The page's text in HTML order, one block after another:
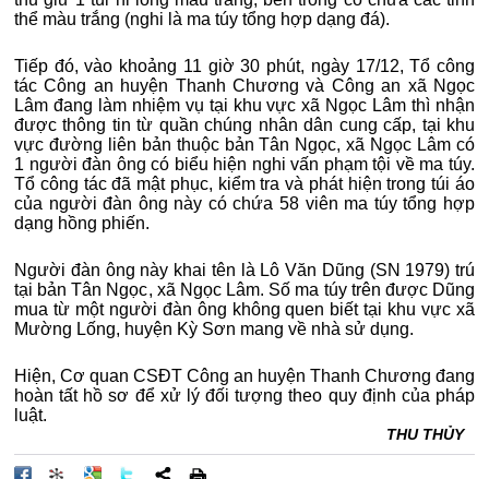
thể màu trắng (nghi là ma túy tổng hợp dạng đá).
Tiếp đó, vào khoảng 11 giờ 30 phút, ngày 17/12, Tổ công
tác Công an huyện Thanh Chương và Công an xã Ngọc
Lâm đang làm nhiệm vụ tại khu vực xã Ngọc Lâm thì nhận
được thông tin từ quần chúng nhân dân cung cấp, tại khu
vực đường liên bản thuộc bản Tân Ngọc, xã Ngọc Lâm có
1 người đàn ông có biểu hiện nghi vấn phạm tội về ma túy.
Tổ công tác đã mật phục, kiểm tra và phát hiện trong túi áo
của người đàn ông này có chứa 58 viên ma túy tổng hợp
dạng hồng phiến.
Người đàn ông này khai tên là Lô Văn Dũng (SN 1979) trú
tại bản Tân Ngọc, xã Ngọc Lâm. Số ma túy trên được Dũng
mua từ một người đàn ông không quen biết tại khu vực xã
Mường Lống, huyện Kỳ Sơn mang về nhà sử dụng.
Hiện, Cơ quan CSĐT Công an huyện Thanh Chương đang
hoàn tất hồ sơ để xử lý đối tượng theo quy định của pháp
luật.
THU THỦY